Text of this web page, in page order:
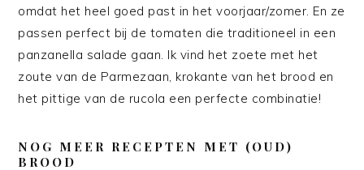
omdat het heel goed past in het voorjaar/zomer. En ze
passen perfect bij de tomaten die traditioneel in een
panzanella salade gaan. Ik vind het zoete met het
zoute van de Parmezaan, krokante van het brood en
het pittige van de rucola een perfecte combinatie!
NOG MEER RECEPTEN MET (OUD)
BROOD